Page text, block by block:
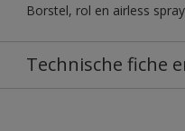
Borstel, rol en airless
Technische fiche